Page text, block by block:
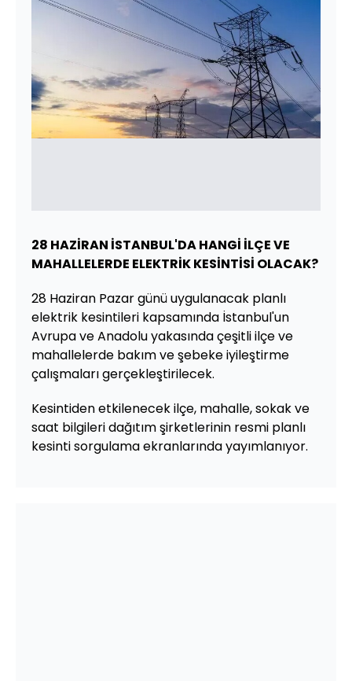
28 HAZİRAN İSTANBUL'DA HANGİ İLÇE VE
MAHALLELERDE ELEKTRİK KESİNTİSİ OLACAK?
28 Haziran Pazar günü uygulanacak planlı
elektrik kesintileri kapsamında İstanbul'un
Avrupa ve Anadolu yakasında çeşitli ilçe ve
mahallelerde bakım ve şebeke iyileştirme
çalışmaları gerçekleştirilecek.
Kesintiden etkilenecek ilçe, mahalle, sokak ve
saat bilgileri dağıtım şirketlerinin resmi planlı
kesinti sorgulama ekranlarında yayımlanıyor.